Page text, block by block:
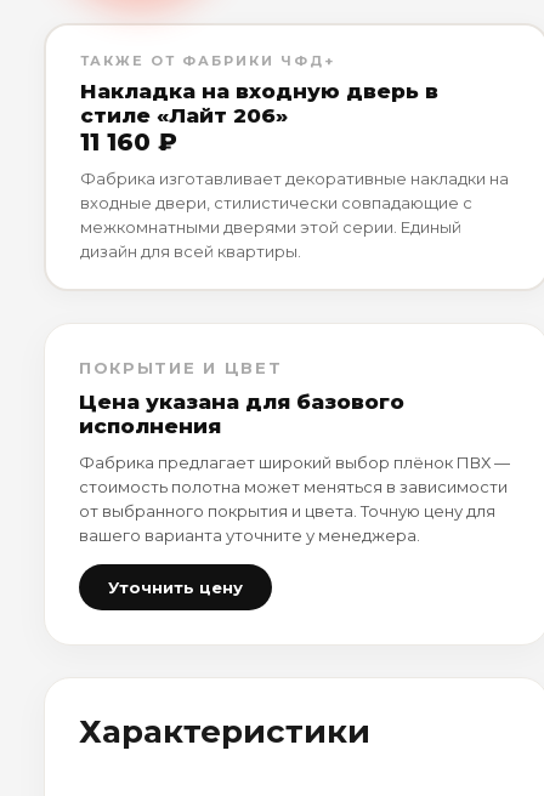
ТАКЖЕ ОТ ФАБРИКИ ЧФД+
Накладка на входную дверь в
стиле «Лайт 206»
11 160 ₽
Фабрика изготавливает декоративные накладки на
входные двери, стилистически совпадающие с
межкомнатными дверями этой серии. Единый
дизайн для всей квартиры.
ПОКРЫТИЕ И ЦВЕТ
Цена указана для базового
исполнения
Фабрика предлагает широкий выбор плёнок ПВХ —
стоимость полотна может меняться в зависимости
от выбранного покрытия и цвета. Точную цену для
вашего варианта уточните у менеджера.
Уточнить цену
Характеристики